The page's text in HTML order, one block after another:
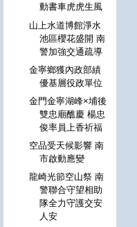
動書車虎虎生風
山上水道博館淨水
池區櫻花盛開 南
警加強交通疏導
金寧鄉獲內政部績
優基層役政單位
金門金寧湖峰×埔後
雙忠廟醮慶 楊忠
俊率員上香祈福
空品受天候影響 南
市啟動應變
龍崎光節空山祭 南
警聯合守望相助
隊全力守護交安
人安